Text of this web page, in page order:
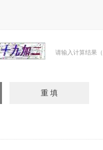
请输入计算结果